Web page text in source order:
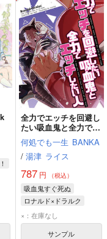
全力でエッチを回避し
たい吸血鬼と全力でエ
ッチしたい人
何処でも一生 BANKA
/ 湯津 ライス
787円 （税込）
吸血鬼すぐ死ぬ
ロナルド×ドラルク
ロナルド
×：在庫なし
サンプル